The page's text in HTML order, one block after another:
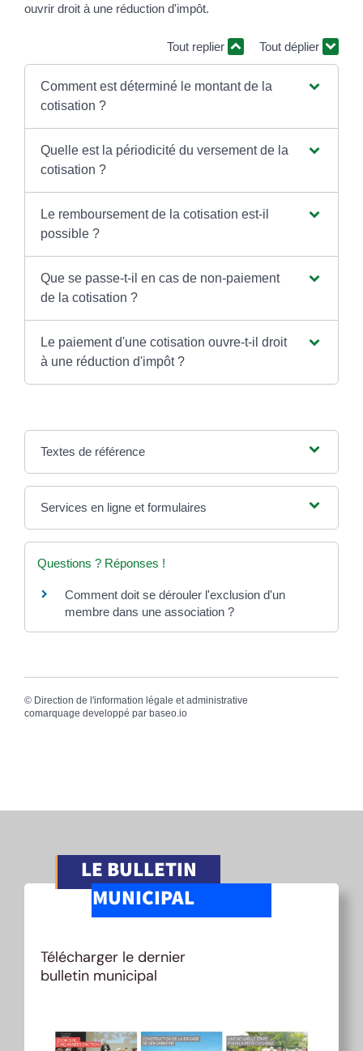
ouvrir droit à une réduction d'impôt.
Tout replier Tout déplier
Comment est déterminé le montant de la
cotisation ?
Quelle est la périodicité du versement de la
cotisation ?
Le remboursement de la cotisation est-il
possible ?
Que se passe-t-il en cas de non-paiement
de la cotisation ?
Le paiement d'une cotisation ouvre-t-il droit
à une réduction d'impôt ?
Textes de référence
Services en ligne et formulaires
Questions ? Réponses !
Comment doit se dérouler l'exclusion d'un
membre dans une association ?
© Direction de l'information légale et administrative
comarquage developpé par baseo.io
LE BULLETIN
MUNICIPAL
Télécharger le dernier
bulletin municipal